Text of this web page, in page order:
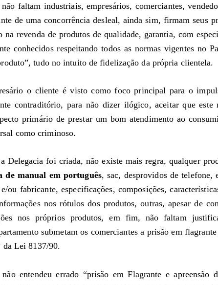
faltam industriais, empresários, comerciantes,
de uma concorrência desleal, ainda sim, firmam seus
na revenda de produtos de qualidade, garantia, com
conhecidos respeitando todos as normas vigentes no
tudo no intuito de fidelização da própria clientela.
o cliente é visto como foco principal para o
contraditório, para não dizer ilógico, aceitar que este
primário de prestar um bom atendimento ao
como criminoso.
Delegacia foi criada, não existe mais regra, qualquer
de manual em português, sac, desprovidos de telefone,
ou fabricante, especificações, composições,
nos rótulos dos produtos, outras, apesar de
nos próprios produtos, em fim, não faltam
submetam os comerciantes a prisão em
Lei 8137/90.
entendeu errado “prisão em Flagrante e apreensão